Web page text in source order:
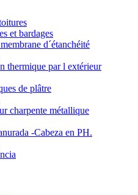
et bardages
d´étanchéité
thermique par l extérieur
de plâtre
charpente métallique
-Cabeza en PH.